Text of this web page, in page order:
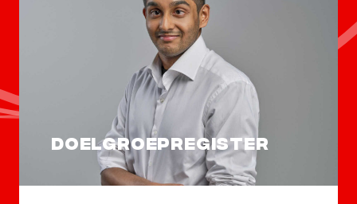
Doelgroepregister